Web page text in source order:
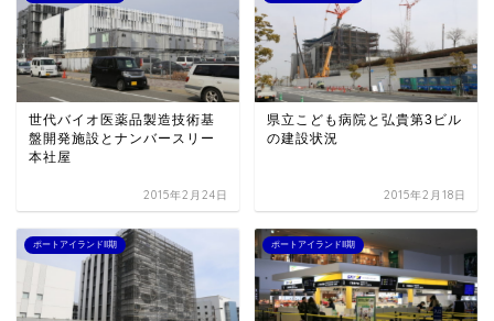
世代バイオ医薬品製造技術基
盤開発施設とナンバースリー
本社屋
2015年2月24日
県立こども病院と弘貴第3ビル
の建設状況
2015年2月18日
ポートアイランドII期 ポートアイランドII期